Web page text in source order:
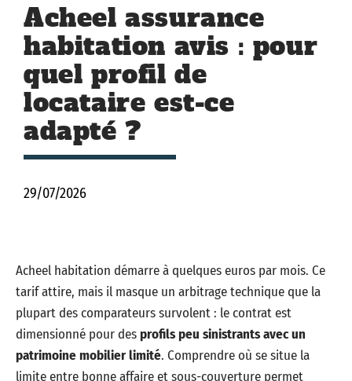
Acheel assurance
habitation avis : pour
quel profil de
locataire est-ce
adapté ?
29/07/2026
Acheel habitation démarre à quelques euros par mois. Ce
tarif attire, mais il masque un arbitrage technique que la
plupart des comparateurs survolent : le contrat est
dimensionné pour desprofils peu sinistrants avec un
patrimoine mobilier limité. Comprendre où se situe la
limite entre bonne affaire et sous-couverture permet